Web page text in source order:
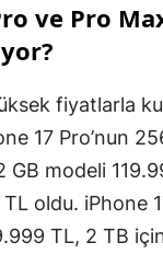
ve Pro
fiyatlarla
17 Pro’nun
GB modeli
oldu. iPhone
TL, 2 TB